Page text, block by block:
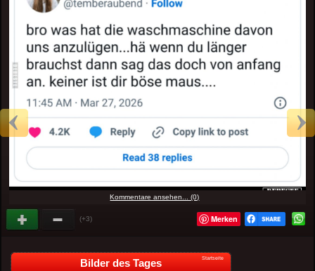
Kommentare ansehen... (0)
(+3) Merken
Bilder des Tages Startseite